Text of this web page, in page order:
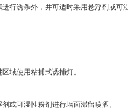
行诱杀外，并可适时采用悬浮剂或可
域使用粘捕式诱捕灯。
或可湿性粉剂进行墙面滞留喷洒。